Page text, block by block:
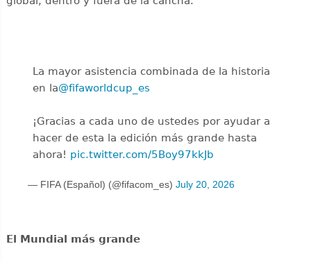
La mayor asistencia combinada de la historia
en la@fifaworldcup_es
¡Gracias a cada uno de ustedes por ayudar a
hacer de esta la edición más grande hasta
ahora! pic.twitter.com/5Boy97kkJb
— FIFA (Español) (@fifacom_es) July 20, 2026
El Mundial más grande